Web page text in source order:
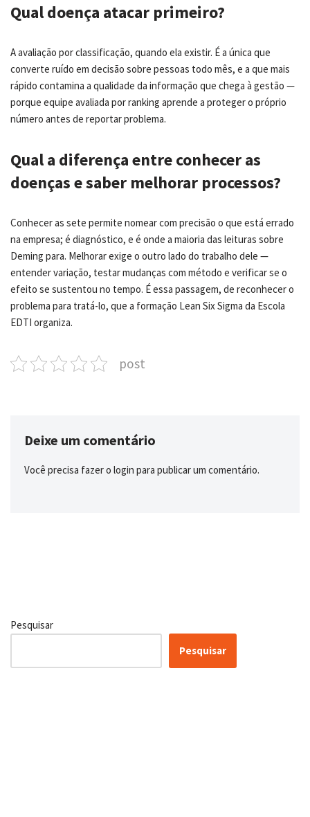
Qual doença atacar primeiro?
A avaliação por classificação, quando ela existir. É a única que
converte ruído em decisão sobre pessoas todo mês, e a que mais
rápido contamina a qualidade da informação que chega à gestão —
porque equipe avaliada por ranking aprende a proteger o próprio
número antes de reportar problema.
Qual a diferença entre conhecer as
doenças e saber melhorar processos?
Conhecer as sete permite nomear com precisão o que está errado
na empresa; é diagnóstico, e é onde a maioria das leituras sobre
Deming para. Melhorar exige o outro lado do trabalho dele —
entender variação, testar mudanças com método e verificar se o
efeito se sustentou no tempo. É essa passagem, de reconhecer o
problema para tratá-lo, que a formação Lean Six Sigma da Escola
EDTI organiza.
post
Deixe um comentário
Você precisa fazer o login para publicar um comentário.
Pesquisar
Pesquisar